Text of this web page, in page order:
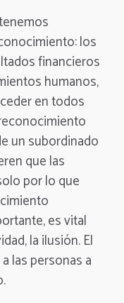
los
financieros
humanos,
en todos
un subordinado
que las
por lo que
es vital
la ilusión. El
las personas a